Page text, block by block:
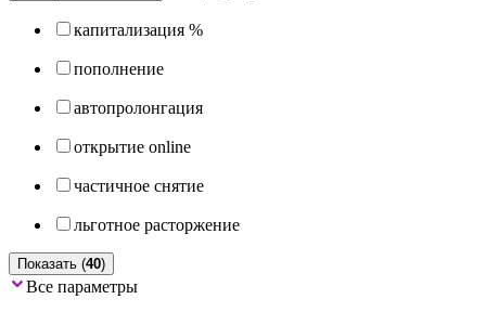
капитализация %
пополнение
автопролонгация
открытие online
частичное снятие
льготное расторжение
Показать (40)
Все параметры